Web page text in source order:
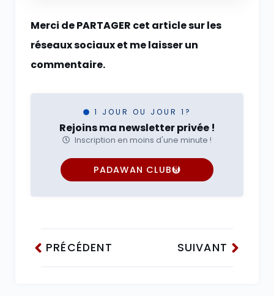
Merci de PARTAGER cet article sur les
réseaux sociaux et me laisser un
commentaire.
1 JOUR OU JOUR 1?
Rejoins ma newsletter privée !
Inscription en moins d'une minute !
PADAWAN CLUB
PRÉCÉDENT SUIVANT